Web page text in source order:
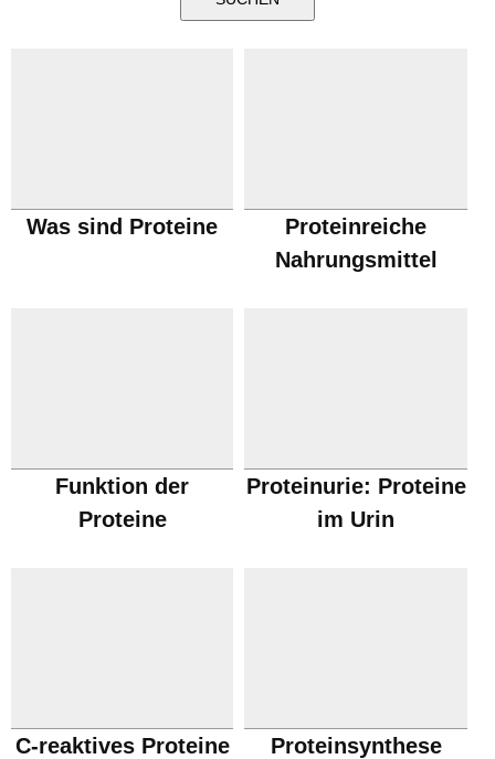
Was sind Proteine
Proteinreiche
Nahrungsmittel
Funktion der
Proteine
Proteinurie: Proteine
im Urin
C-reaktives Proteine Proteinsynthese